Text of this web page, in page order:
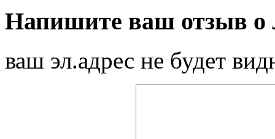
Напишите ваш отзыв о
ваш эл.адрес не будет